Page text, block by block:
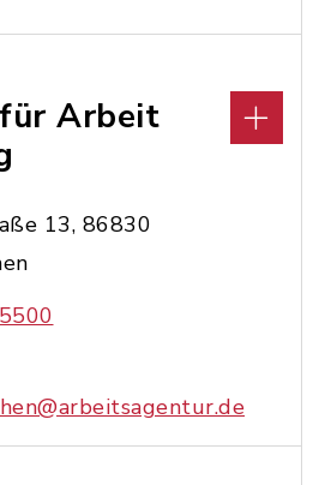
Arbeit
13, 86830